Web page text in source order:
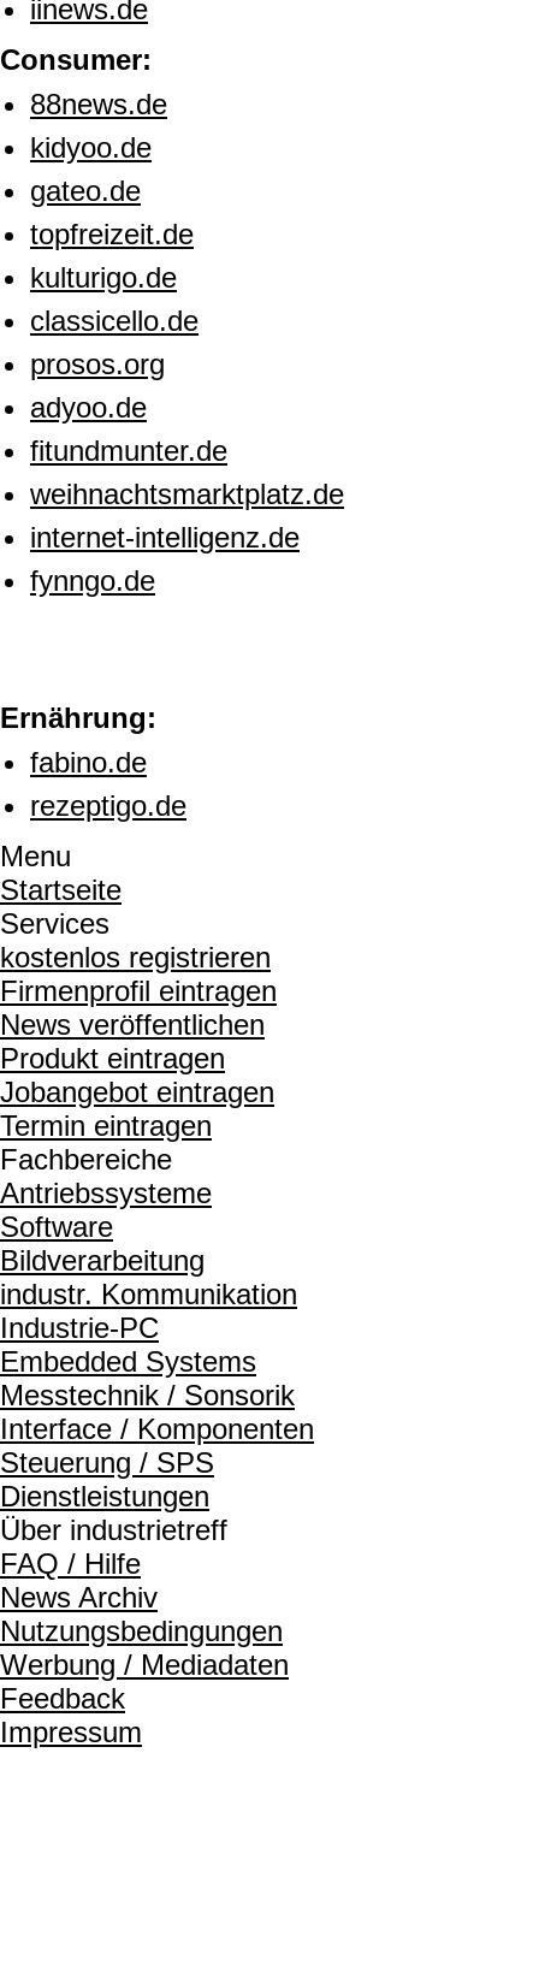
iinews.de
Consumer:
88news.de
kidyoo.de
gateo.de
topfreizeit.de
kulturigo.de
classicello.de
prosos.org
adyoo.de
fitundmunter.de
weihnachtsmarktplatz.de
internet-intelligenz.de
fynngo.de
Ernährung:
fabino.de
rezeptigo.de
Menu
Startseite
Services
kostenlos registrieren
Firmenprofil eintragen
News veröffentlichen
Produkt eintragen
Jobangebot eintragen
Termin eintragen
Fachbereiche
Antriebssysteme
Software
Bildverarbeitung
industr. Kommunikation
Industrie-PC
Embedded Systems
Messtechnik / Sonsorik
Interface / Komponenten
Steuerung / SPS
Dienstleistungen
Über industrietreff
FAQ / Hilfe
News Archiv
Nutzungsbedingungen
Werbung / Mediadaten
Feedback
Impressum